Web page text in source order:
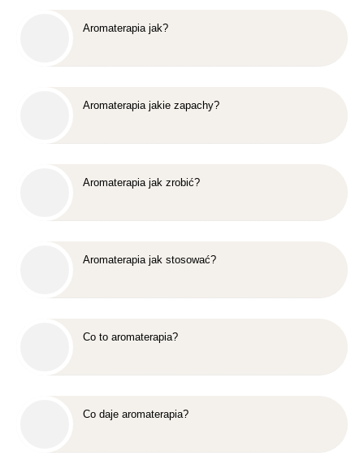
Aromaterapia jak?
Aromaterapia jakie zapachy?
Aromaterapia jak zrobić?
Aromaterapia jak stosować?
Co to aromaterapia?
Co daje aromaterapia?